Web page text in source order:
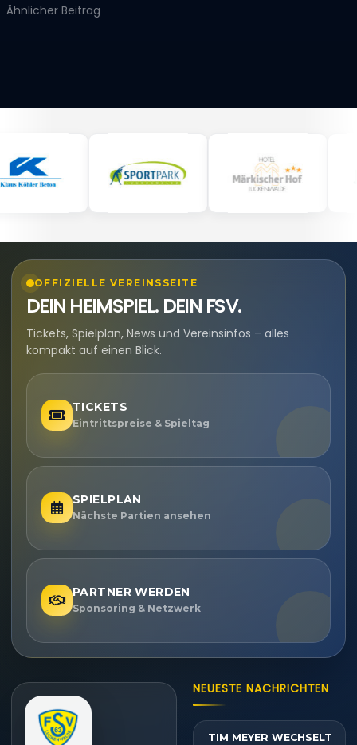
Ähnlicher Beitrag
OFFIZIELLE VEREINSSEITE
DEIN HEIMSPIEL. DEIN FSV.
Tickets, Spielplan, News und Vereinsinfos – alles
kompakt auf einen Blick.
TICKETS
Eintrittspreise & Spieltag
SPIELPLAN
Nächste Partien ansehen
PARTNER WERDEN
Sponsoring & Netzwerk
NEUESTE NACHRICHTEN
TIM MEYER WECHSELT